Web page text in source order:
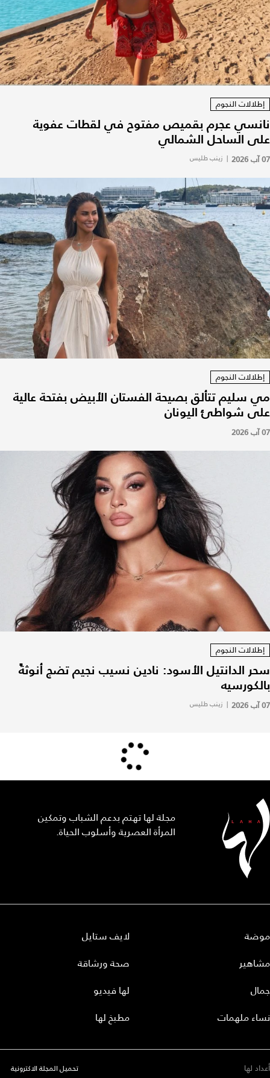
إطلالات النجوم
نانسي عجرم بقميص مفتوح في لقطات عفوية
على الساحل الشمالي
07 آب 2026 | زينب طليس
إطلالات النجوم
مي سليم تتألق بصيحة الفستان الأبيض بفتحة عالية
على شواطئ اليونان
07 آب 2026
إطلالات النجوم
سحر الدانتيل الأسود: نادين نسيب نجيم تضج أنوثةً
بالكورسيه
07 آب 2026 | زينب طليس
مجلة لها تهتم بدعم الشباب وتمكين
المرأة العصرية وأسلوب الحياة.
موضة
مشاهير
جمال
نساء ملهمات
لايف ستايل
صحة ورشاقة
لها فيديو
مطبخ لها
أعداد لها تحميل المجلة الاكترونية